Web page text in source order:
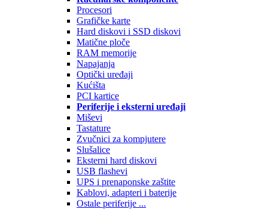
Procesori
Grafičke karte
Hard diskovi i SSD diskovi
Matične ploče
RAM memorije
Napajanja
Optički uređaji
Kućišta
PCI kartice
Periferije i eksterni uređaji
Miševi
Tastature
Zvučnici za kompjutere
Slušalice
Eksterni hard diskovi
USB flashevi
UPS i prenaponske zaštite
Kablovi, adapteri i baterije
Ostale periferije ...